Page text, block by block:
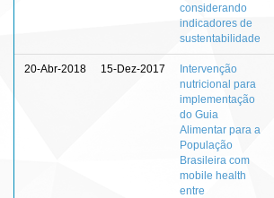
considerando
indicadores de
sustentabilidade
20-Abr-2018 15-Dez-2017
Intervenção
nutricional para
implementação
do Guia
Alimentar para a
População
Brasileira com
mobile health
entre